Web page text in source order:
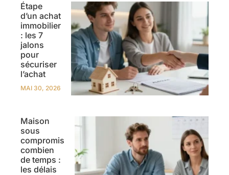
Étape
d’un achat
immobilier
: les 7
jalons
pour
sécuriser
l’achat
MAI 30, 2026
Maison
sous
compromis
combien
de temps :
les délais